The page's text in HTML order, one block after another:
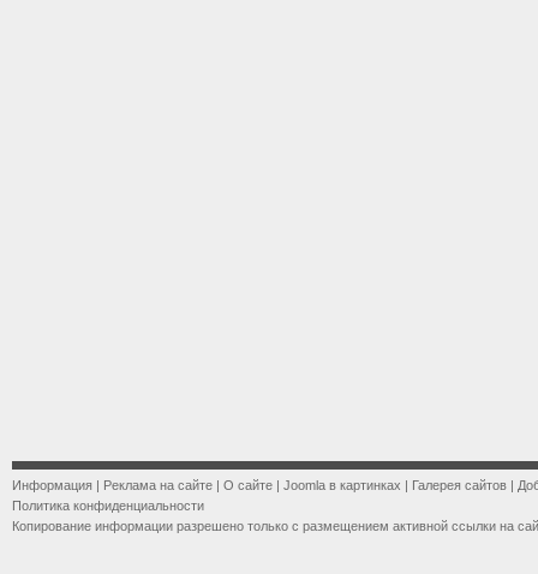
Информация | Реклама на сайте | О сайте | Joomla в картинках | Галерея сайтов |
Политика конфиденциальности
Копирование информации разрешено только с размещением активной ссылки на